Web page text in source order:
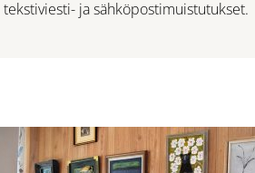
tekstiviesti- ja sähköpostimuistutukset.